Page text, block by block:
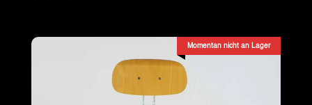
Momentan nicht an Lager